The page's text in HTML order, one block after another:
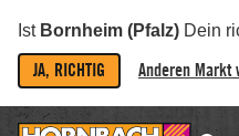
Ist Bornheim (Pfalz) Dein
JA, RICHTIG Anderen Markt